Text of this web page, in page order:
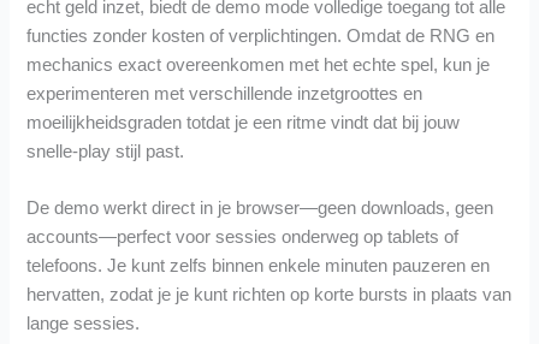
echt geld inzet, biedt de demo mode volledige toegang tot alle
functies zonder kosten of verplichtingen. Omdat de RNG en
mechanics exact overeenkomen met het echte spel, kun je
experimenteren met verschillende inzetgroottes en
moeilijkheidsgraden totdat je een ritme vindt dat bij jouw
snelle‑play stijl past.
De demo werkt direct in je browser—geen downloads, geen
accounts—perfect voor sessies onderweg op tablets of
telefoons. Je kunt zelfs binnen enkele minuten pauzeren en
hervatten, zodat je je kunt richten op korte bursts in plaats van
lange sessies.